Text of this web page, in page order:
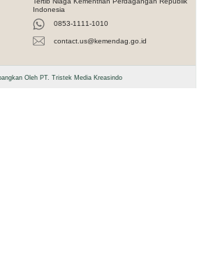
Indonesia
0853-1111-1010
contact.us@kemendag.go.id
Oleh PT. Tristek Media Kreasindo